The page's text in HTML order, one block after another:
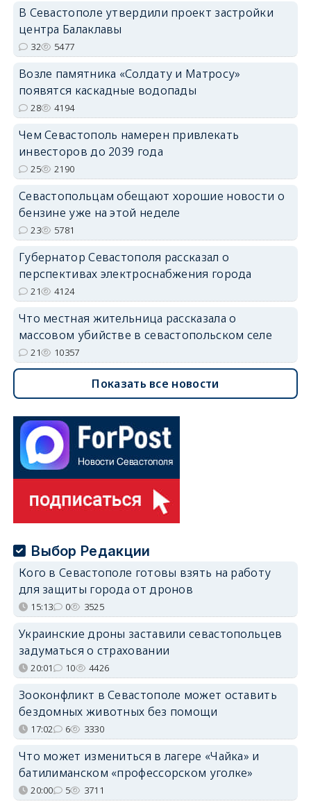
В Севастополе утвердили проект застройки
центра Балаклавы
32 5477
Возле памятника «Солдату и Матросу»
появятся каскадные водопады
28 4194
Чем Севастополь намерен привлекать
инвесторов до 2039 года
25 2190
Севастопольцам обещают хорошие новости о
бензине уже на этой неделе
23 5781
Губернатор Севастополя рассказал о
перспективах электроснабжения города
21 4124
Что местная жительница рассказала о
массовом убийстве в севастопольском селе
21 10357
Показать все новости
Выбор Редакции
Кого в Севастополе готовы взять на работу
для защиты города от дронов
15:13 0 3525
Украинские дроны заставили севастопольцев
задуматься о страховании
20:01 10 4426
Зооконфликт в Севастополе может оставить
бездомных животных без помощи
17:02 6 3330
Что может измениться в лагере «Чайка» и
батилиманском «профессорском уголке»
20:00 5 3711